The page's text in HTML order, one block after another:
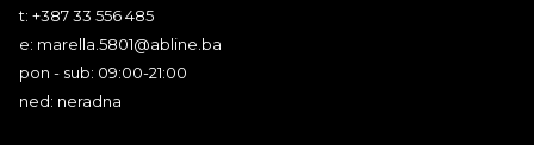
t: +387 33 556 485
e: marella.5801@abline.ba
pon - sub: 09:00-21:00
ned: neradna